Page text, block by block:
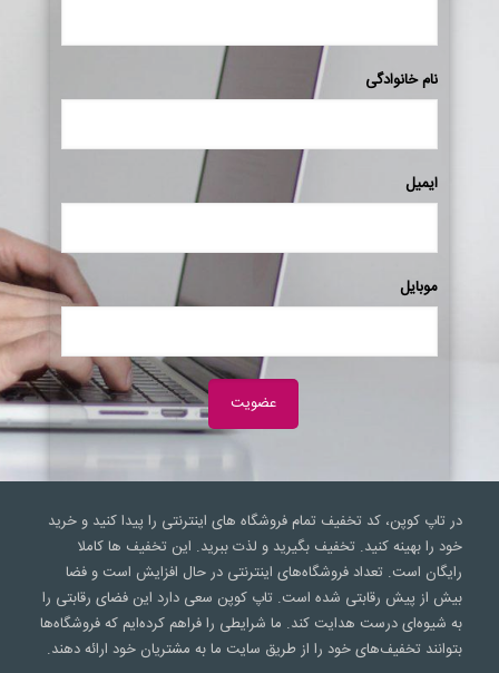
نام خانوادگی
ایمیل
موبایل
در تاپ کوپن، کد تخفیف تمام فروشگاه های اینترنتی را پیدا کنید و خرید
خود را بهینه کنید. تخفیف بگیرید و لذت ببرید. این تخفیف ها کاملا
رایگان است. تعداد فروشگاه‌های اینترنتی در حال افزایش است و فضا
بیش از پیش رقابتی شده است. تاپ کوپن سعی‌ دارد این فضای رقابتی را
به شیوه‌ای درست هدایت کند. ما شرایطی را فراهم کرده‌ایم که فروشگاه‌ها
بتوانند تخفیف‌های خود را از طریق سایت ما به مشتریان خود ارائه دهند.